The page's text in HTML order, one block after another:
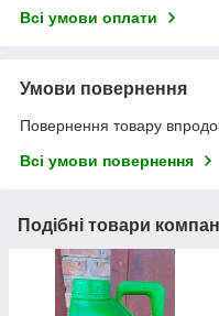
Всі умови оплати
Умови повернення
Повернення товару
Всі умови повернення
Подібні товари